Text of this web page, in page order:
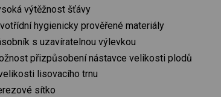
výtěžnost šťávy
hygienicky prověřené materiály
s uzavíratelnou výlevkou
přizpůsobení nástavce velikosti plodů
lisovacího trnu
sítko